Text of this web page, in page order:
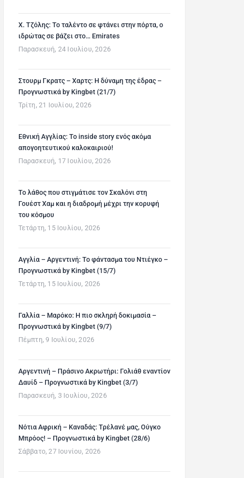
Χ. Τζόλης: Το ταλέντο σε φτάνει στην πόρτα, ο
ιδρώτας σε βάζει στο… Emirates
Παρασκευή, 24 Ιουλίου, 2026
Στουρμ Γκρατς – Χαρτς: Η δύναμη της έδρας –
Προγνωστικά by Kingbet (21/7)
Τρίτη, 21 Ιουλίου, 2026
Εθνική Αγγλίας: Το inside story ενός ακόμα
απογοητευτικού καλοκαιριού!
Παρασκευή, 17 Ιουλίου, 2026
Το λάθος που στιγμάτισε τον Σκαλόνι στη
Γουέστ Χαμ και η διαδρομή μέχρι την κορυφή
του κόσμου
Τετάρτη, 15 Ιουλίου, 2026
Αγγλία – Αργεντινή: Το φάντασμα του Ντιέγκο –
Προγνωστικά by Kingbet (15/7)
Τετάρτη, 15 Ιουλίου, 2026
Γαλλία – Μαρόκο: Η πιο σκληρή δοκιμασία –
Προγνωστικά by Kingbet (9/7)
Πέμπτη, 9 Ιουλίου, 2026
Αργεντινή – Πράσινο Ακρωτήρι: Γολιάθ εναντίον
Δαυίδ – Προγνωστικά by Kingbet (3/7)
Παρασκευή, 3 Ιουλίου, 2026
Νότια Αφρική – Καναδάς: Τρέλανέ μας, Ούγκο
Μπρόος! – Προγνωστικά by Kingbet (28/6)
Σάββατο, 27 Ιουνίου, 2026